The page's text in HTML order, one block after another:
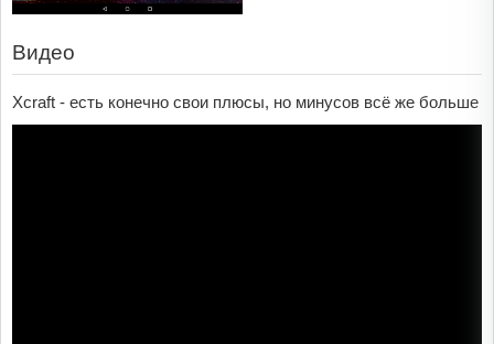
Видео
Xcraft - есть конечно свои плюсы, но минусов всё же больше